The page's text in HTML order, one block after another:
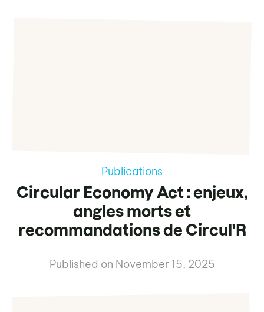
Publications
Circular Economy Act : enjeux,
angles morts et
recommandations de Circul'R
Published on November 15, 2025